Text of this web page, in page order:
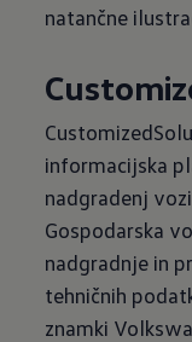
natančne
informacijska
nadgradenj
Gospodarska
nadgradnje in
tehničnih
znamki